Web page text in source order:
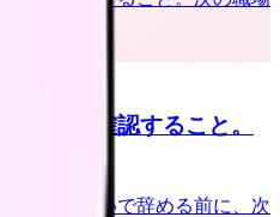
る前に確認すること。
方
んへ。勢いで辞める前に、次